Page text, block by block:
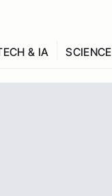
& IA SCIENCE